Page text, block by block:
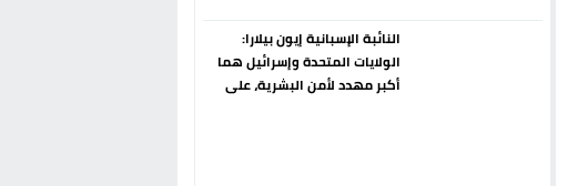
النائبة الإسبانية إيون بيلارا:
الولايات المتحدة وإسرائيل هما
أكبر مهدد لأمن البشرية، على